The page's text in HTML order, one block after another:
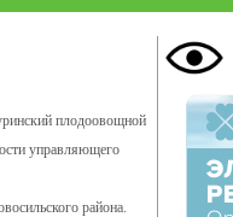
плодоовощной
управляющего
района.